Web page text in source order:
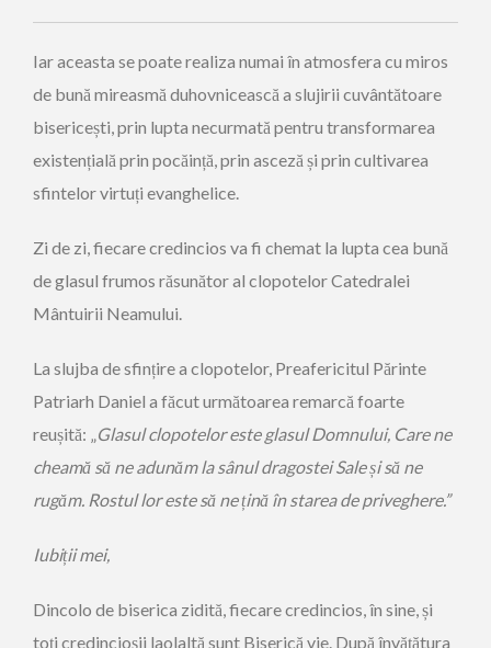
Iar aceasta se poate realiza numai în atmosfera cu miros
de bună mireasmă duhovnicească a slujirii cuvântătoare
bisericești, prin lupta necurmată pentru transformarea
existențială prin pocăință, prin asceză și prin cultivarea
sfintelor virtuți evanghelice.
Zi de zi, fiecare credincios va fi chemat la lupta cea bună
de glasul frumos răsunător al clopotelor Catedralei
Mântuirii Neamului.
La slujba de sfințire a clopotelor, Preafericitul Părinte
Patriarh Daniel a făcut următoarea remarcă foarte
reușită: „Glasul clopotelor este glasul Domnului, Care ne
cheamă să ne adunăm la sânul dragostei Saleși să ne
rugăm. Rostul lor este să nețină în starea de priveghere.”
Iubiții mei,
Dincolo de biserica zidită, fiecare credincios, în sine, și
toți credincioșii laolaltă sunt Biserică vie. După învățătura